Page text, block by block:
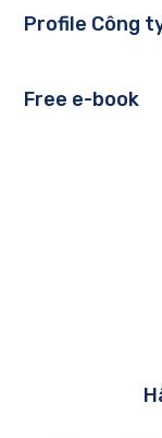
Profile Công
Free e-book